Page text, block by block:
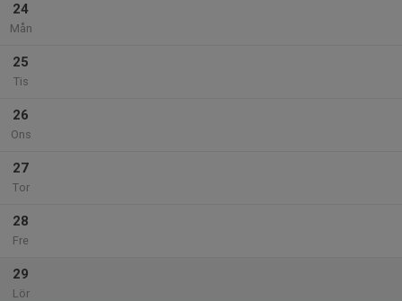
24
Mån
25
Tis
26
Ons
27
Tor
28
Fre
29
Lör